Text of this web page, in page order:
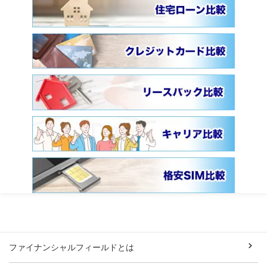
ファイナンシャルフィールドとは